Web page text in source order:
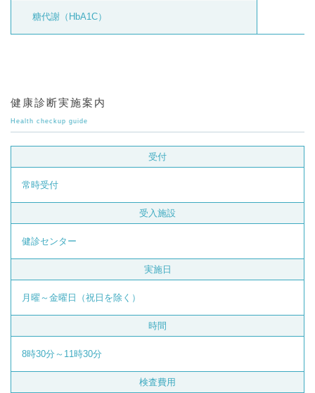
糖代謝（HbA1C）
健康診断実施案内
Health checkup guide
受付
常時受付
受入施設
健診センター
実施日
月曜～金曜日（祝日を除く）
時間
8時30分～11時30分
検査費用